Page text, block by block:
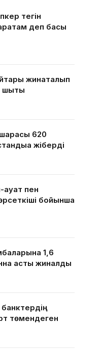
тегін
деп басы
жинақталып
шықты
620
жіберді
ауқат пен
бойынша
1,6
астық жиналды
банктердің
төмендеген